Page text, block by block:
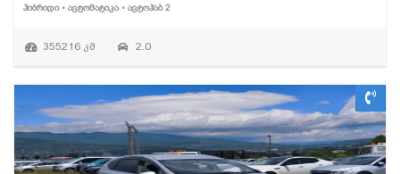
ᲰᲘᲑᲠᲘᲓᲘ • ᲐᲕᲢᲝᲛᲐᲢᲘᲙᲐ • ᲐᲕᲢᲝᲰᲐᲑ 2
355216 კმ 2.0